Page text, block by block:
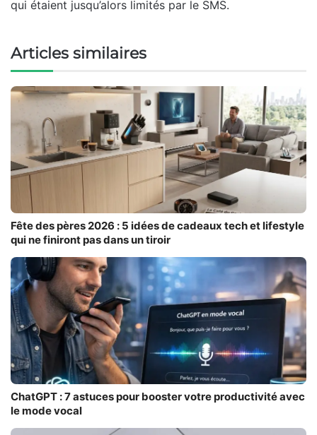
qui étaient jusqu’alors limités par le SMS.
Articles similaires
Fête des pères 2026 : 5 idées de cadeaux tech et lifestyle
qui ne finiront pas dans un tiroir
ChatGPT : 7 astuces pour booster votre productivité avec
le mode vocal